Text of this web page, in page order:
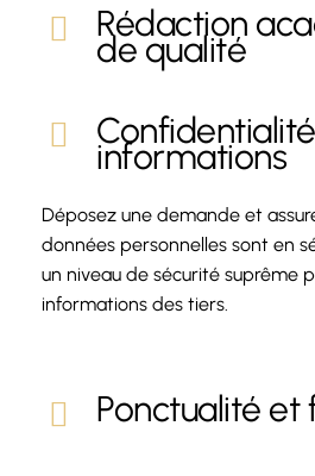
Rédaction
de qualité
informations
Déposez une demande et
données personnelles sont en
un niveau de sécurité suprême
informations des tiers.
Ponctualité et